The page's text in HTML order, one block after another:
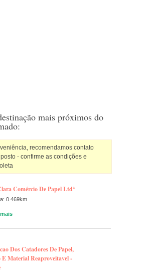
mais próximos do
recomendamos contato
- confirme as condições e
Comércio De Papel Ltdª
0.469km
Dos Catadores De Papel,
E Material Reaproveitavel -